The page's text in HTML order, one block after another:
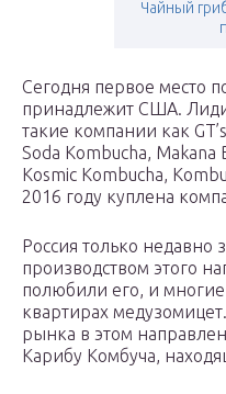
Чайный
Сегодня первое место
принадлежит США.
такие компании как
Soda Kombucha, Makana
Kosmic Kombucha,
2016 году куплена
Россия только
производством этого
полюбили его, и
квартирах
рынка в этом
Карибу Комбуча,